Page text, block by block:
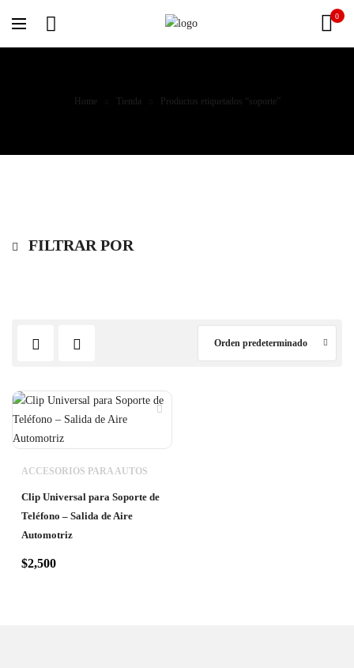
0
Home Tienda Productos etiquetados “soporte”
FILTRAR POR
Orden predeterminado
ACCESORIOS PARA AUTOS
Clip Universal para Soporte de
Teléfono – Salida de Aire
Automotriz
$2,500